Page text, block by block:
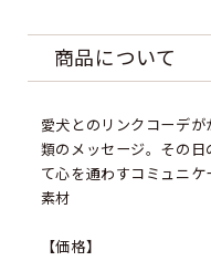
商品について
愛犬とのリンクコーデ
類のメッセージ。その
て心を通わすコミュニ
素材
【価格】